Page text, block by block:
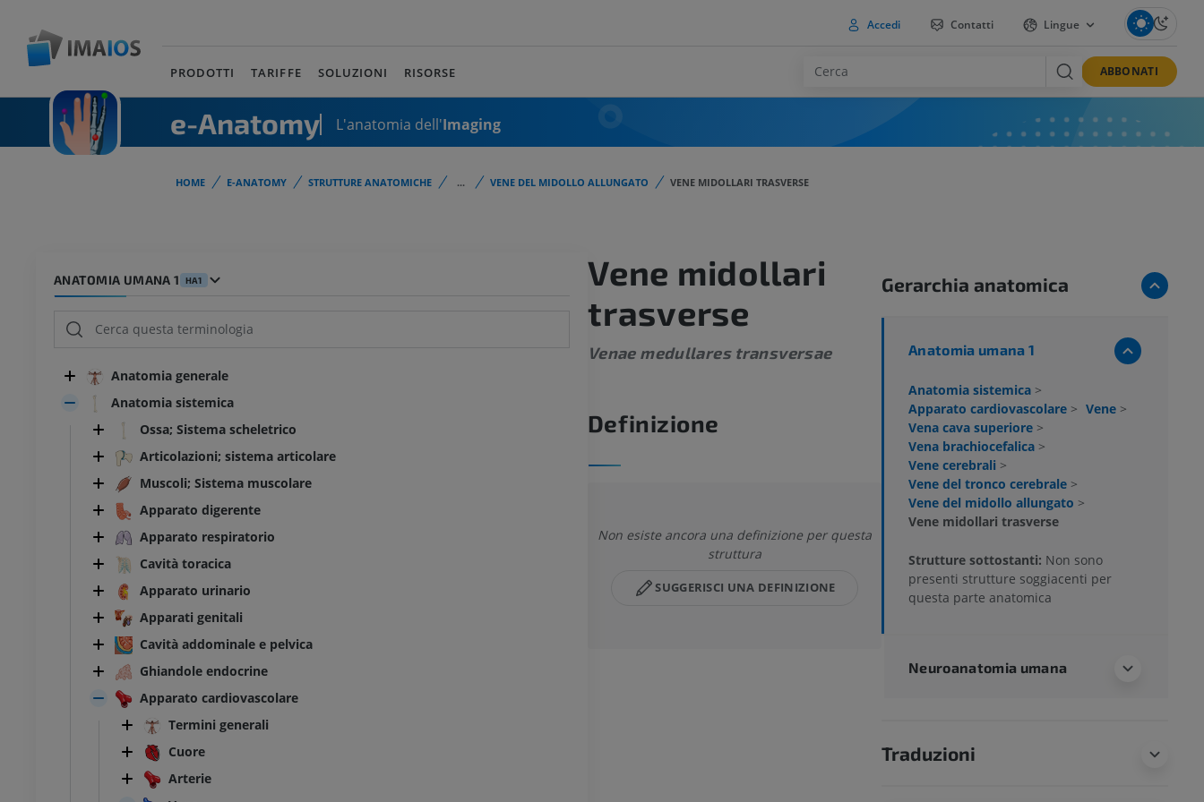
Accedi Contatti Lingue
PRODOTTI TARIFFE SOLUZIONI RISORSE ABBONATI
e-Anatomy L'anatomia dell'Imaging
HOME E-ANATOMY STRUTTURE ANATOMICHE ... VENE DEL MIDOLLO ALLUNGATO VENE MIDOLLARI TRASVERSE
ANATOMIA UMANA 1 HA1
Anatomia generale
Anatomia sistemica
Ossa; Sistema scheletrico
Articolazioni; sistema articolare
Muscoli; Sistema muscolare
Apparato digerente
Apparato respiratorio
Cavità toracica
Apparato urinario
Apparati genitali
Cavità addominale e pelvica
Ghiandole endocrine
Apparato cardiovascolare
Termini generali
Cuore
Arterie
Vene midollari
trasverse
Venae medullares transversae
Definizione
Non esiste ancora una definizione per questa
struttura
SUGGERISCI UNA DEFINIZIONE
Gerarchia anatomica
Anatomia umana 1
Anatomia sistemica >
Apparato cardiovascolare > Vene >
Vena cava superiore >
Vena brachiocefalica >
Vene cerebrali >
Vene del tronco cerebrale >
Vene del midollo allungato >
Vene midollari trasverse
Strutture sottostanti: Non sono
presenti strutture soggiacenti per
questa parte anatomica
Neuroanatomia umana
Traduzioni